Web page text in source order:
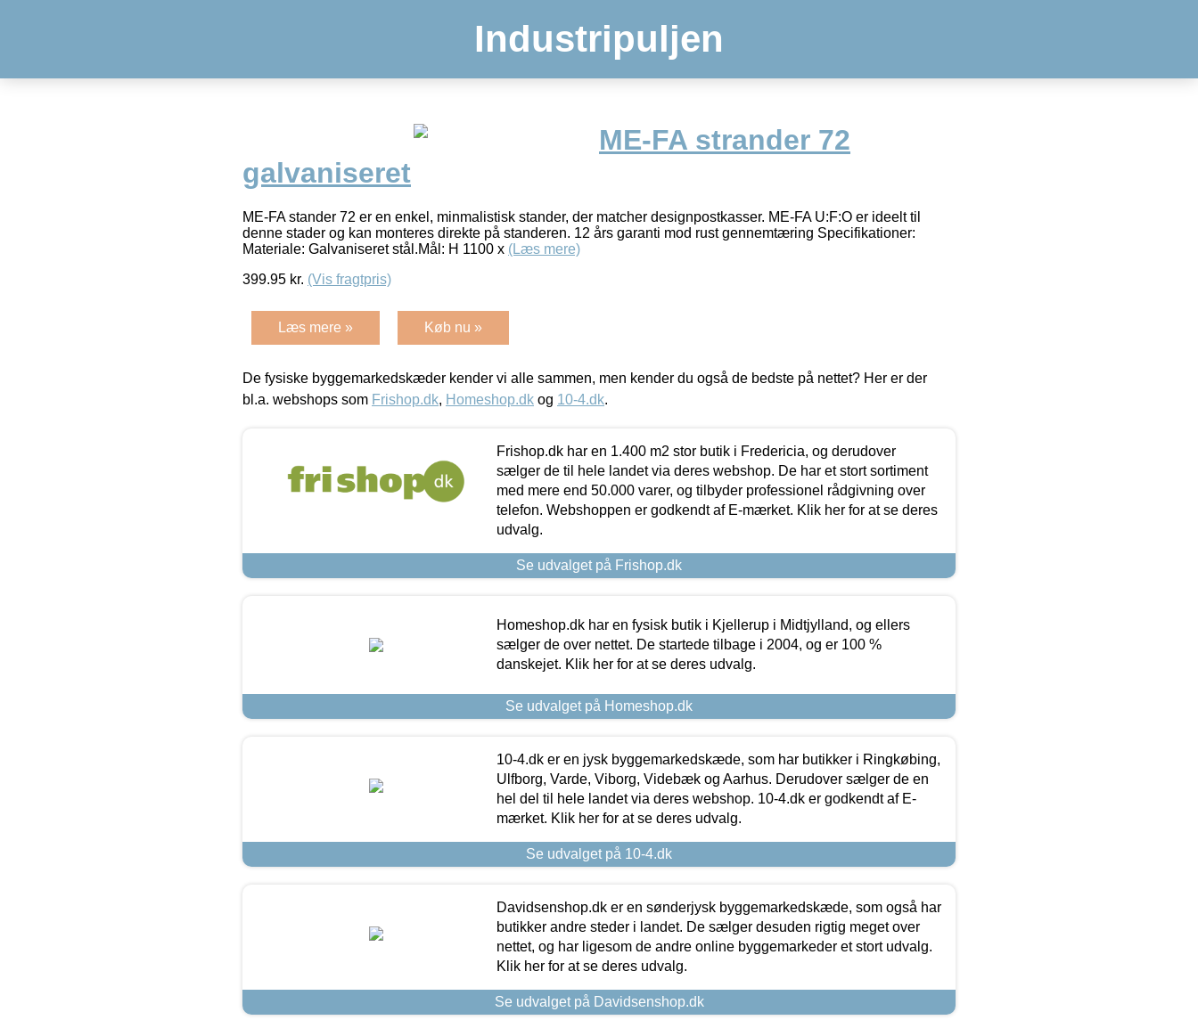
Industripuljen
ME-FA strander 72
galvaniseret
ME-FA stander 72 er en enkel, minmalistisk stander, der matcher designpostkasser. ME-FA U:F:O er ideelt til
denne stader og kan monteres direkte på standeren. 12 års garanti mod rust gennemtæring Specifikationer:
Materiale: Galvaniseret stål.Mål: H 1100 x (Læs mere)
399.95 kr. (Vis fragtpris)
Læs mere » Køb nu »
De fysiske byggemarkedskæder kender vi alle sammen, men kender du også de bedste på nettet? Her er der
bl.a. webshops som Frishop.dk, Homeshop.dk og 10-4.dk.
Frishop.dk har en 1.400 m2 stor butik i Fredericia, og derudover
sælger de til hele landet via deres webshop. De har et stort sortiment
med mere end 50.000 varer, og tilbyder professionel rådgivning over
telefon. Webshoppen er godkendt af E-mærket. Klik her for at se deres
udvalg.
Se udvalget på Frishop.dk
Homeshop.dk har en fysisk butik i Kjellerup i Midtjylland, og ellers
sælger de over nettet. De startede tilbage i 2004, og er 100 %
danskejet. Klik her for at se deres udvalg.
Se udvalget på Homeshop.dk
10-4.dk er en jysk byggemarkedskæde, som har butikker i Ringkøbing,
Ulfborg, Varde, Viborg, Videbæk og Aarhus. Derudover sælger de en
hel del til hele landet via deres webshop. 10-4.dk er godkendt af E-
mærket. Klik her for at se deres udvalg.
Se udvalget på 10-4.dk
Davidsenshop.dk er en sønderjysk byggemarkedskæde, som også har
butikker andre steder i landet. De sælger desuden rigtig meget over
nettet, og har ligesom de andre online byggemarkeder et stort udvalg.
Klik her for at se deres udvalg.
Se udvalget på Davidsenshop.dk